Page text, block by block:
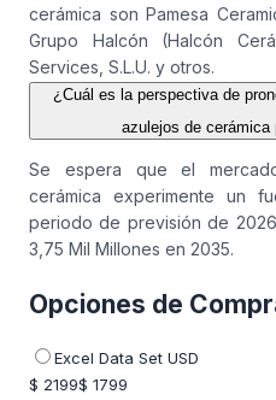
cerámica son Pamesa
Grupo Halcón (Halcón
Services, S.L.U. y otros.
¿Cuál es la perspectiva de
azulejos de cerámica
Se espera que el
cerámica experimente un
periodo de previsión de
3,75 Mil Millones en 2035.
Opciones de
Excel Data Set USD
$ 2199$ 1799